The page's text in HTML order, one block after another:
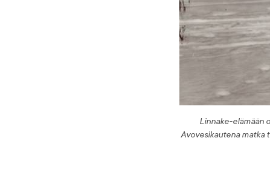
Linnake-elämään
Avovesikautena matka